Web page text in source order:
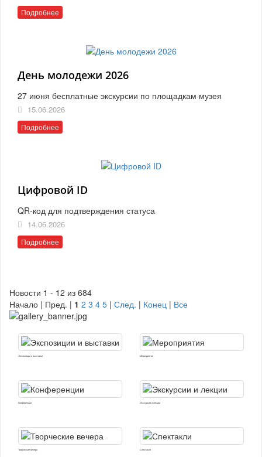
Подробнее
День молодежи 2026
27 июня бесплатные экскурсии по площадкам музея
15.06.2026
Подробнее
Цифровой ID
QR-код для подтверждения статуса
14.06.2026
Подробнее
Новости 1 - 12 из 684
Начало | Пред. | 1 2 3 4 5 | След. | Конец | Все
Экспозиции и выставки Мероприятия
Конференции Экскурсии и лекции
Творческие вечера Спектакли